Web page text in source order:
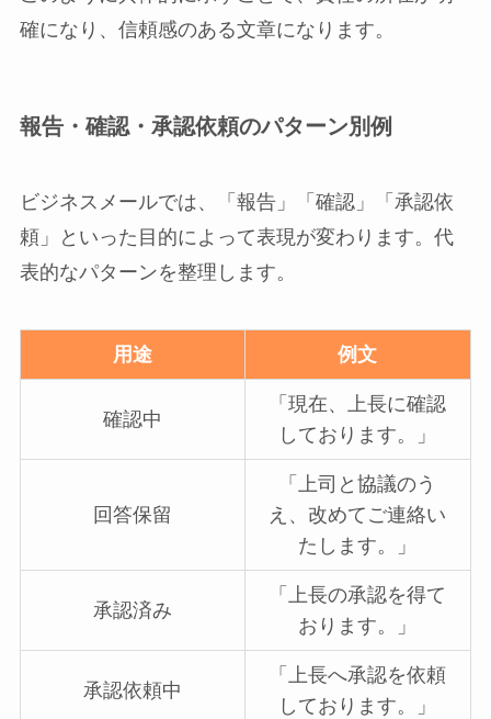
確になり、信頼感のある文章になります。
報告・確認・承認依頼のパターン別例
ビジネスメールでは、「報告」「確認」「承認依
頼」といった目的によって表現が変わります。代
表的なパターンを整理します。
用途 例文
確認中
「現在、上長に確認
しております。」
回答保留
「上司と協議のう
え、改めてご連絡い
たします。」
承認済み
「上長の承認を得て
おります。」
承認依頼中
「上長へ承認を依頼
しております。」